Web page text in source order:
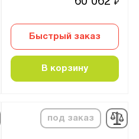
₽
Быстрый заказ
В корзину
под заказ